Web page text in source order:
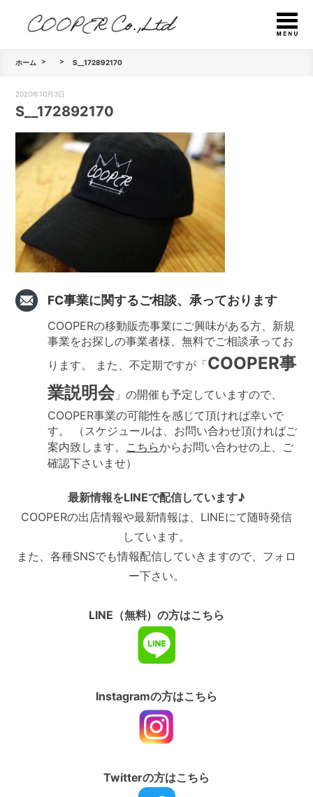
ホーム S__172892170
2020年10月3日
S__172892170
FC事業に関するご相談、承っております
COOPERの移動販売事業にご興味がある方、新規
事業をお探しの事業者様、無料でご相談承ってお
ります。 また、不定期ですが「COOPER事
業説明会」の開催も予定していますので、
COOPER事業の可能性を感じて頂ければ幸いで
す。 （スケジュールは、お問い合わせ頂ければご
案内致します。 こちらからお問い合わせの上、ご
確認下さいませ）
最新情報をLINEで配信しています♪
COOPERの出店情報や最新情報は、LINEにて随時発信
しています。
また、各種SNSでも情報配信していきますので、フォロ
ー下さい。
LINE（無料）の方はこちら
Instagramの方はこちら
Twitterの方はこちら